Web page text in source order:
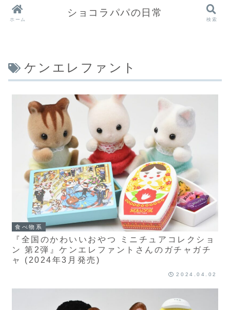
ケンエレファント
食べ物系
『全国のかわいいおやつ ミニチュアコレクショ
ン 第2弾』ケンエレファントさんのガチャガチ
ャ (2024年3月発売)
2024.04.02
ホーム
ショコラパパの日常
検索